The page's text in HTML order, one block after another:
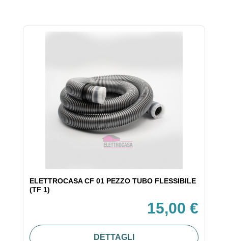
ELETTROCASA CF 01 PEZZO TUBO FLESSIBILE
(TF 1)
15,00 €
DETTAGLI